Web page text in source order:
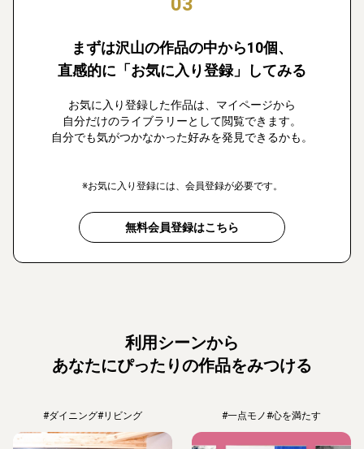
まずは沢山の作品の中から10個、
直感的に「お気に入り登録」してみる
お気に入り登録した作品は、マイページから
自分だけのライブラリーとして閲覧できます。
自分でも気がつかなかった好みを発見できるかも。
※お気に入り登録には、会員登録が必要です。
無料会員登録はこちら
利用シーンから
あなたにぴったりの作品をみつける
#ダイニング#リビング #一点モノ#心を満たす